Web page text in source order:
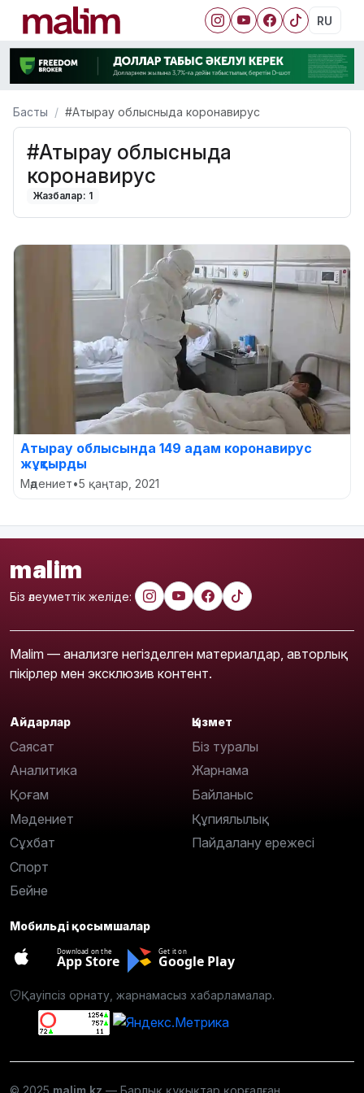
RU
Басты #Атырау облысныда коронавирус
#Атырау облысныда
коронавирус
Жазбалар: 1
Атырау облысында 149 адам коронавирус
жұқтырды
Мәдениет•5 қаңтар, 2021
malim
Біз әлеуметтік желіде:
Malim — анализге негізделген материалдар, авторлық
пікірлер мен эксклюзив контент.
Айдарлар
Саясат
Аналитика
Қоғам
Мәдениет
Сұхбат
Спорт
Бейне
Қызмет
Біз туралы
Жарнама
Байланыс
Құпиялылық
Пайдалану ережесі
Мобильді қосымшалар
Download on the
App Store
Get it on
Google Play
Қауіпсіз орнату, жарнамасыз хабарламалар.
© 2025 malim.kz — Барлық құқықтар қорғалған.